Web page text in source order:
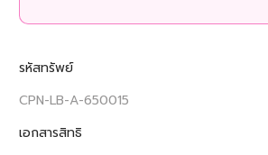
รหัสทรัพย์
CPN-LB-A-650015
เอกสารสิทธิ